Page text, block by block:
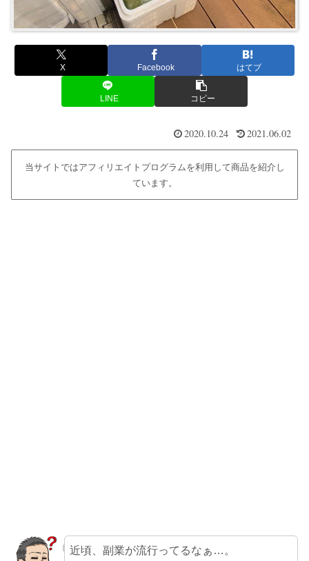
X Facebook はてブ
LINE コピー
2020.10.24 2021.06.02
当サイトではアフィリエイトプログラムを利用して商品を紹介し
ています。
近頃、副業が流行ってるなぁ…。